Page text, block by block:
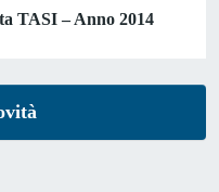
TASI – Anno 2014